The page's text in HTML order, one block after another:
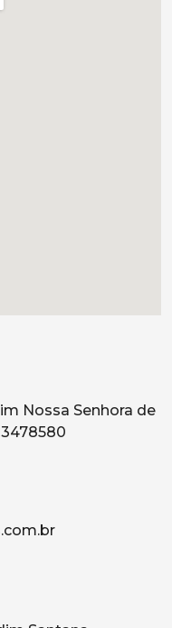
Nossa Senhora de